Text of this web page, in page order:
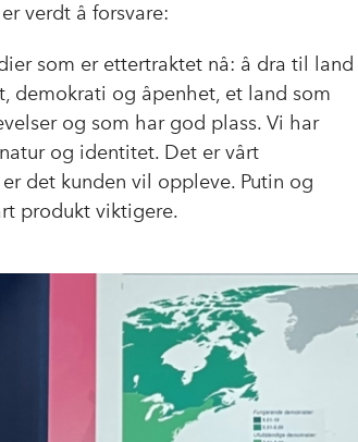
verdt å forsvare:
som er ettertraktet nå: å dra til land
demokrati og åpenhet, et land som
og som har god plass. Vi har
og identitet. Det er vårt
det kunden vil oppleve. Putin og
produkt viktigere.